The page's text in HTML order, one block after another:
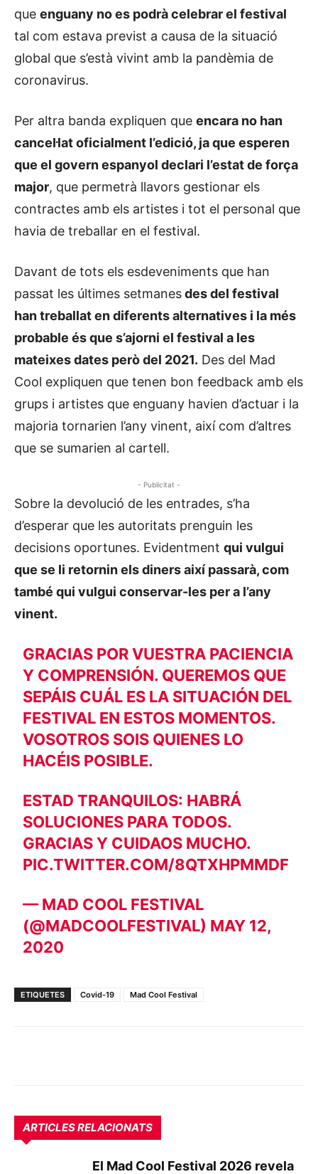
que enguany no es podrà celebrar el festival
tal com estava previst a causa de la situació
global que s’està vivint amb la pandèmia de
coronavirus.
Per altra banda expliquen que encara no han
cancel·lat oficialment l’edició, ja que esperen
que el govern espanyol declari l’estat de força
major, que permetrà llavors gestionar els
contractes amb els artistes i tot el personal que
havia de treballar en el festival.
Davant de tots els esdeveniments que han
passat les últimes setmanesdes del festival
han treballat en diferents alternatives i la més
probable és que s’ajorni el festival a les
mateixes dates però del 2021. Des del Mad
Cool expliquen que tenen bon feedback amb els
grups i artistes que enguany havien d’actuar i la
majoria tornarien l’any vinent, així com d’altres
que se sumarien al cartell.
- Publicitat -
Sobre la devolució de les entrades, s’ha
d’esperar que les autoritats prenguin les
decisions oportunes. Evidentment qui vulgui
que se li retornin els diners així passarà, com
també qui vulgui conservar-les per a l’any
vinent.
GRACIAS POR VUESTRA PACIENCIA
Y COMPRENSIÓN. QUEREMOS QUE
SEPÁIS CUÁL ES LA SITUACIÓN DEL
FESTIVAL EN ESTOS MOMENTOS.
VOSOTROS SOIS QUIENES LO
HACÉIS POSIBLE.
ESTAD TRANQUILOS: HABRÁ
SOLUCIONES PARA TODOS.
GRACIAS Y CUIDAOS MUCHO.
PIC.TWITTER.COM/8QTXHPMMDF
— MAD COOL FESTIVAL
(@MADCOOLFESTIVAL) MAY 12,
2020
ETIQUETES Covid-19 Mad Cool Festival
ARTICLES RELACIONATS
El Mad Cool Festival 2026 revela